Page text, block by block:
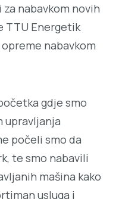
nabavkom novih
TTU Energetik
nabavkom
gdje smo
upravljanja
počeli smo da
te smo nabavili
mašina kako
usluga i